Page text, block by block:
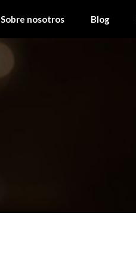
Sobre nosotros Blog